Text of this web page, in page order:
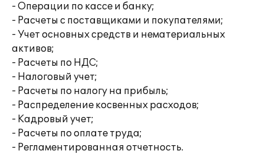
- Операции по кассе и банку;
- Расчеты с поставщиками и покупателями;
- Учет основных средств и нематериальных
активов;
- Расчеты по НДС;
- Налоговый учет;
- Расчеты по налогу на прибыль;
- Распределение косвенных расходов;
- Кадровый учет;
- Расчеты по оплате труда;
- Регламентированная отчетность.